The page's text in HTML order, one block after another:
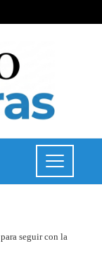
seguir con la